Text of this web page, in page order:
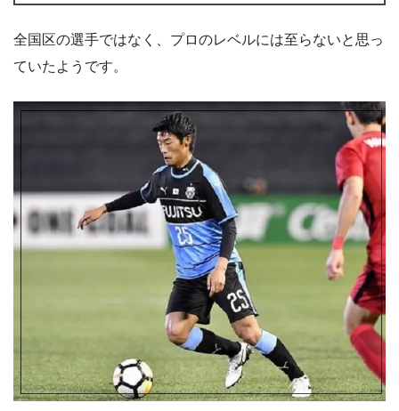
全国区の選手ではなく、プロのレベルには至らないと思っ
ていたようです。